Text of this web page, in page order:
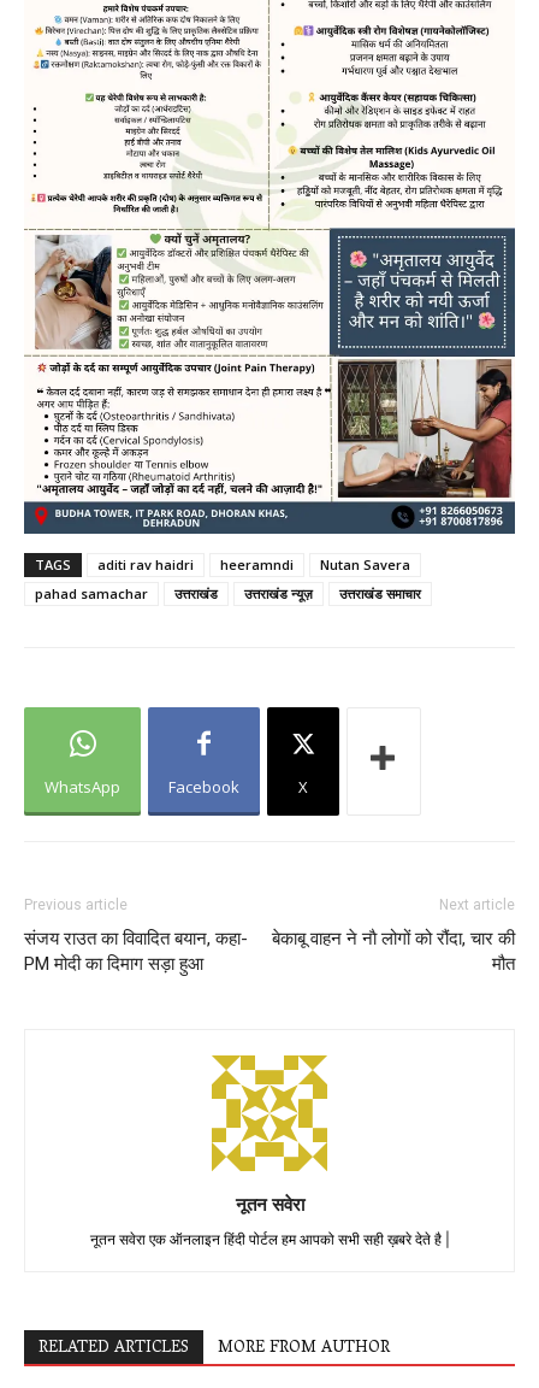
TAGS aditi rav haidri heeramndi
Nutan Savera
pahad samachar
उत्तराखंड उत्तराखंड न्यूज़ उत्तराखंड समाचार
WhatsApp Facebook X
Previous article
संजय राउत का विवादित बयान, कहा-
PM मोदी का दिमाग सड़ा हुआ
Next article
बेकाबू वाहन ने नाै लोगों को रौंदा, चार की
मौत
नूतन सवेरा
नूतन सवेरा एक ऑनलाइन हिंदी पोर्टल हम आपको सभी सही ख़बरे देते है |
RELATED ARTICLES MORE FROM AUTHOR